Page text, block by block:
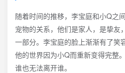
随着时间的推移，李宝庭和小Q之
宠物的关系，他们是家人，是挚友
一部分。李宝庭的脸上渐渐有了笑
他的世界因为小Q而重新变得完整
谁也无法离开谁。